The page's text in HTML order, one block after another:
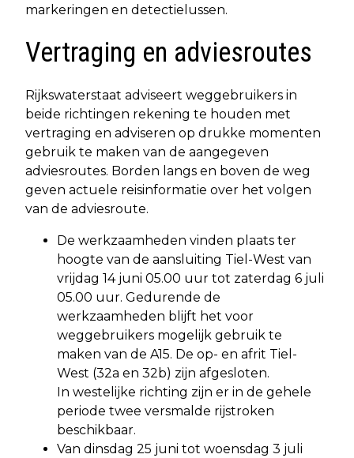
markeringen en detectielussen.
Vertraging en adviesroutes
Rijkswaterstaat adviseert weggebruikers in
beide richtingen rekening te houden met
vertraging en adviseren op drukke momenten
gebruik te maken van de aangegeven
adviesroutes. Borden langs en boven de weg
geven actuele reisinformatie over het volgen
van de adviesroute.
De werkzaamheden vinden plaats ter
hoogte van de aansluiting Tiel-West van
vrijdag 14 juni 05.00 uur tot zaterdag 6 juli
05.00 uur. Gedurende de
werkzaamheden blijft het voor
weggebruikers mogelijk gebruik te
maken van de A15. De op- en afrit Tiel-
West (32a en 32b) zijn afgesloten.
In westelijke richting zijn er in de gehele
periode twee versmalde rijstroken
beschikbaar.
Van dinsdag 25 juni tot woensdag 3 juli